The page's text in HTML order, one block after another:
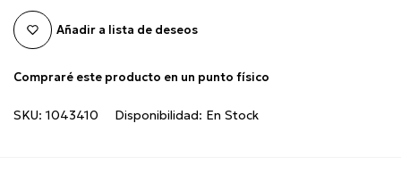
Añadir a lista de deseos
Compraré este producto en un punto físico
SKU: 1043410 Disponibilidad: En Stock